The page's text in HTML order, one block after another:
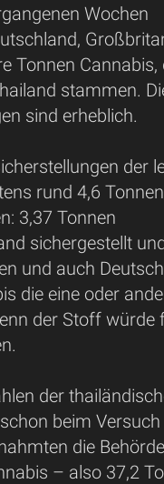
Wochen
Tonnen Cannabis,
stammen.
sind erheblich.
der
rund 4,6 Tonnen
3,37 Tonnen
sichergestellt
und auch
die eine oder
der Stoff würde
der
beim Versuch
die
– also 37,2